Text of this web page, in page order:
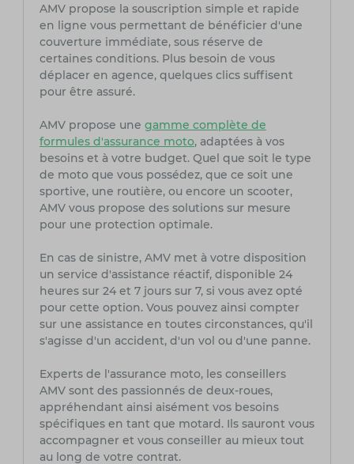
AMV propose la souscription simple et rapide
en ligne vous permettant de bénéficier d'une
couverture immédiate, sous réserve de
certaines conditions. Plus besoin de vous
déplacer en agence, quelques clics suffisent
pour être assuré.
AMV propose une gamme complète de
formules d'assurance moto, adaptées à vos
besoins et à votre budget. Quel que soit le type
de moto que vous possédez, que ce soit une
sportive, une routière, ou encore un scooter,
AMV vous propose des solutions sur mesure
pour une protection optimale.
En cas de sinistre, AMV met à votre disposition
un service d'assistance réactif, disponible 24
heures sur 24 et 7 jours sur 7, si vous avez opté
pour cette option. Vous pouvez ainsi compter
sur une assistance en toutes circonstances, qu'il
s'agisse d'un accident, d'un vol ou d'une panne.
Experts de l'assurance moto, les conseillers
AMV sont des passionnés de deux-roues,
appréhendant ainsi aisément vos besoins
spécifiques en tant que motard. Ils sauront vous
accompagner et vous conseiller au mieux tout
au long de votre contrat.